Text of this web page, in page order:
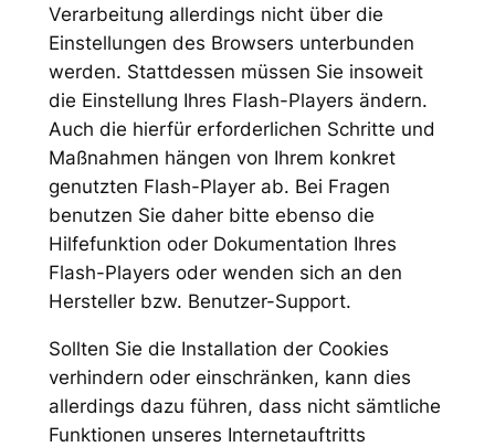
Verarbeitung allerdings nicht über die
Einstellungen des Browsers unterbunden
werden. Stattdessen müssen Sie insoweit
die Einstellung Ihres Flash-Players ändern.
Auch die hierfür erforderlichen Schritte und
Maßnahmen hängen von Ihrem konkret
genutzten Flash-Player ab. Bei Fragen
benutzen Sie daher bitte ebenso die
Hilfefunktion oder Dokumentation Ihres
Flash-Players oder wenden sich an den
Hersteller bzw. Benutzer-Support.
Sollten Sie die Installation der Cookies
verhindern oder einschränken, kann dies
allerdings dazu führen, dass nicht sämtliche
Funktionen unseres Internetauftritts